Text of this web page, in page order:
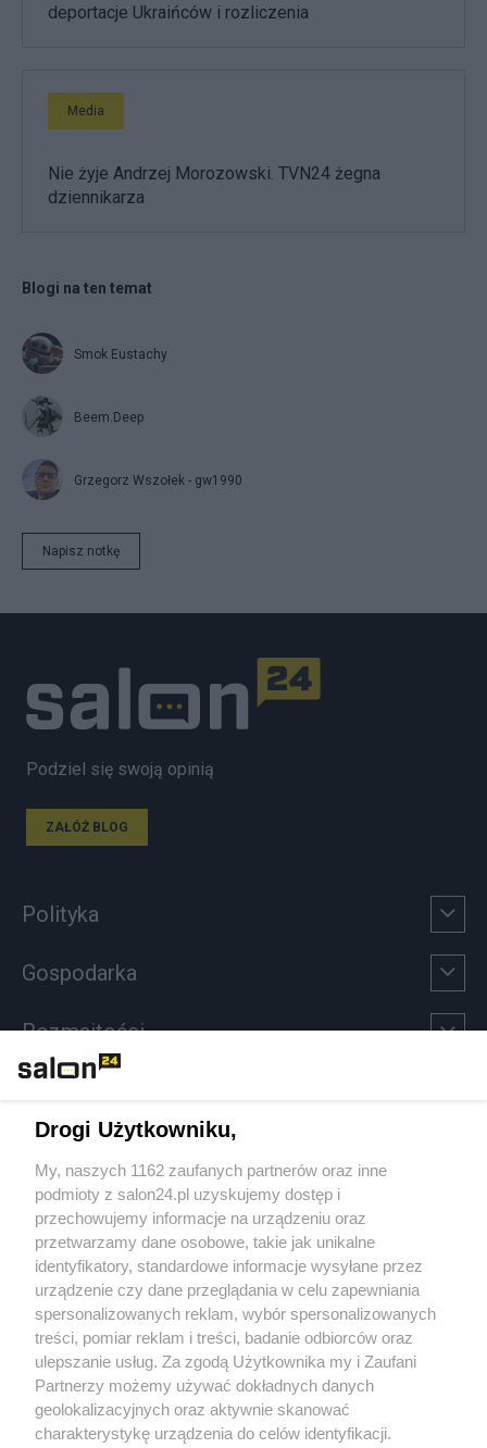
deportacje Ukraińców i rozliczenia
Media
Nie żyje Andrzej Morozowski. TVN24 żegna
dziennikarza
Blogi na ten temat
Smok Eustachy
Beem.Deep
Grzegorz Wszołek - gw1990
Napisz notkę
Podziel się swoją opinią
ZAŁÓŻ BLOG
Polityka
Gospodarka
Rozmaitości
Sport
Społeczeństwo
Kultura
X Facebook Instagram Youtube
Drogi Użytkowniku,
My, naszych 1162 zaufanych partnerów oraz inne
podmioty z salon24.pl uzyskujemy dostęp i
przechowujemy informacje na urządzeniu oraz
przetwarzamy dane osobowe, takie jak unikalne
identyfikatory, standardowe informacje wysyłane przez
urządzenie czy dane przeglądania w celu zapewniania
spersonalizowanych reklam, wybór spersonalizowanych
treści, pomiar reklam i treści, badanie odbiorców oraz
ulepszanie usług. Za zgodą Użytkownika my i Zaufani
Partnerzy możemy używać dokładnych danych
geolokalizacyjnych oraz aktywnie skanować
charakterystykę urządzenia do celów identyfikacji.